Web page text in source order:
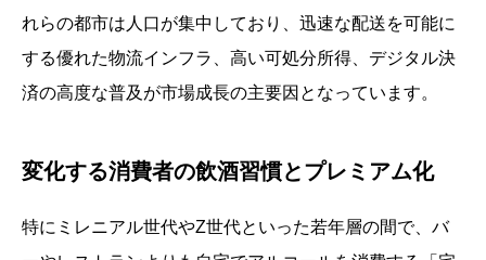
れらの都市は人口が集中しており、迅速な配送を可能に
する優れた物流インフラ、高い可処分所得、デジタル決
済の高度な普及が市場成長の主要因となっています。
変化する消費者の飲酒習慣とプレミアム化
特にミレニアル世代やZ世代といった若年層の間で、バ